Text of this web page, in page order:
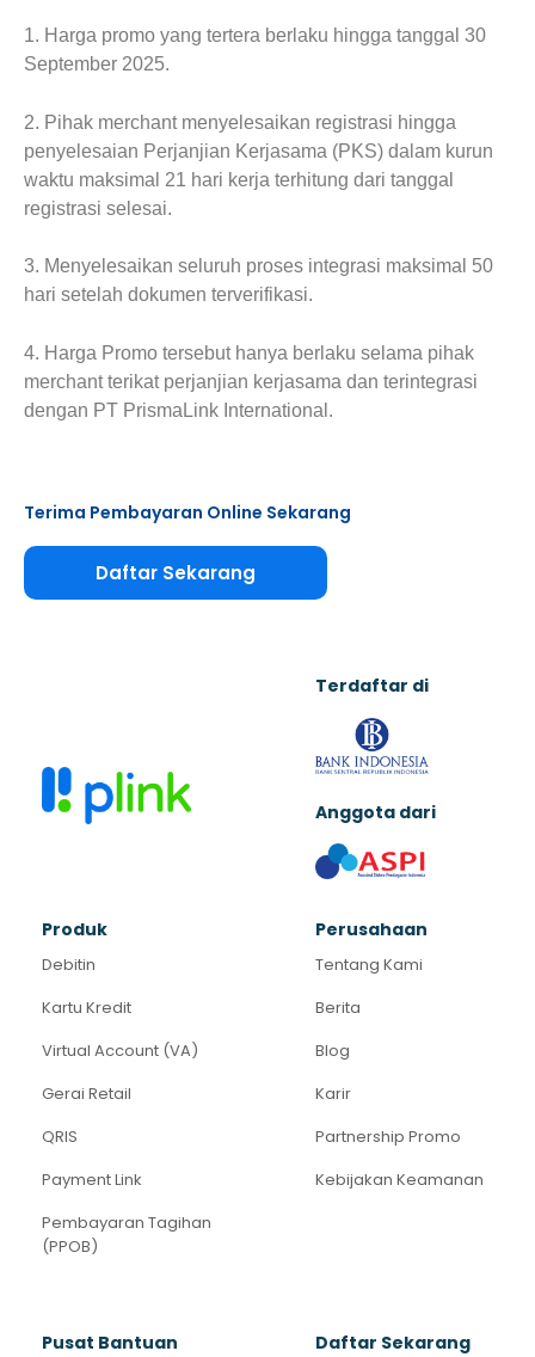
1. Harga promo yang tertera berlaku hingga tanggal 30
September 2025.
2. Pihak merchant menyelesaikan registrasi hingga
penyelesaian Perjanjian Kerjasama (PKS) dalam kurun
waktu maksimal 21 hari kerja terhitung dari tanggal
registrasi selesai.
3. Menyelesaikan seluruh proses integrasi maksimal 50
hari setelah dokumen terverifikasi.
4. Harga Promo tersebut hanya berlaku selama pihak
merchant terikat perjanjian kerjasama dan terintegrasi
dengan PT PrismaLink International.
Terima Pembayaran Online Sekarang
Daftar Sekarang
Terdaftar di
Anggota dari
Produk
Debitin
Kartu Kredit
Virtual Account (VA)
Gerai Retail
QRIS
Payment Link
Pembayaran Tagihan
(PPOB)
Perusahaan
Tentang Kami
Berita
Blog
Karir
Partnership Promo
Kebijakan Keamanan
Pusat Bantuan Daftar Sekarang